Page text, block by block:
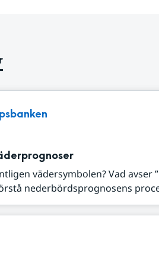
vädersymbolen? Vad avser
nederbördsprognosens